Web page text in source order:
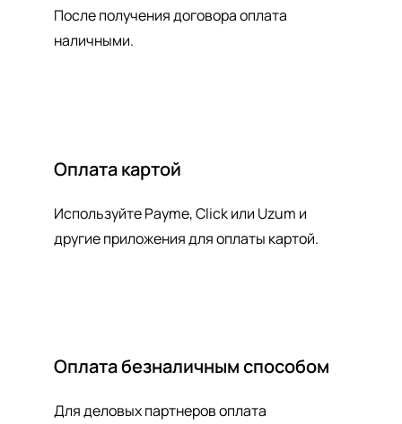
После получения договора оплата
наличными.
Оплата картой
Используйте Payme, Click или Uzum и
другие приложения для оплаты картой.
Оплата безналичным способом
Для деловых партнеров оплата